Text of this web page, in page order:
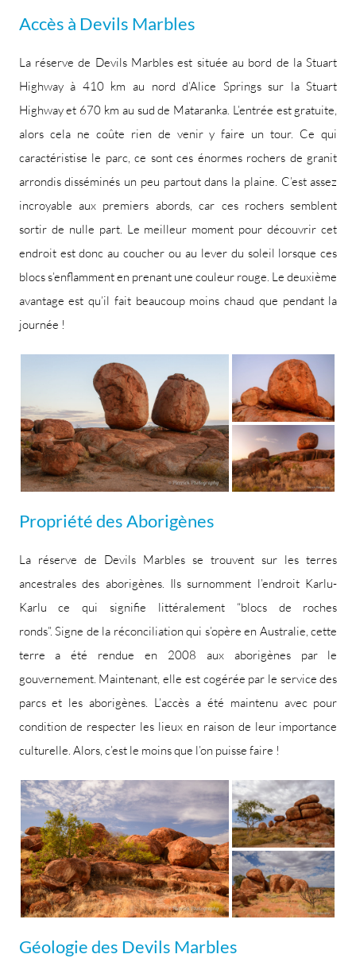
Accès à Devils Marbles
La réserve de Devils Marbles est située au bord de la Stuart
Highway à 410 km au nord d’Alice Springs sur la Stuart
Highway et 670 km au sud de Mataranka. L’entrée est gratuite,
alors cela ne coûte rien de venir y faire un tour. Ce qui
caractéristise le parc, ce sont ces énormes rochers de granit
arrondis disséminés un peu partout dans la plaine. C’est assez
incroyable aux premiers abords, car ces rochers semblent
sortir de nulle part. Le meilleur moment pour découvrir cet
endroit est donc au coucher ou au lever du soleil lorsque ces
blocs s’enflamment en prenant une couleur rouge. Le deuxième
avantage est qu’il fait beaucoup moins chaud que pendant la
journée !
Propriété des Aborigènes
La réserve de Devils Marbles se trouvent sur les terres
ancestrales des aborigènes. Ils surnomment l’endroit Karlu-
Karlu ce qui signifie littéralement “blocs de roches
ronds”. Signe de la réconciliation qui s’opère en Australie, cette
terre a été rendue en 2008 aux aborigènes par le
gouvernement. Maintenant, elle est cogérée par le service des
parcs et les aborigènes. L’accès a été maintenu avec pour
condition de respecter les lieux en raison de leur importance
culturelle. Alors, c’est le moins que l’on puisse faire !
Géologie des Devils Marbles